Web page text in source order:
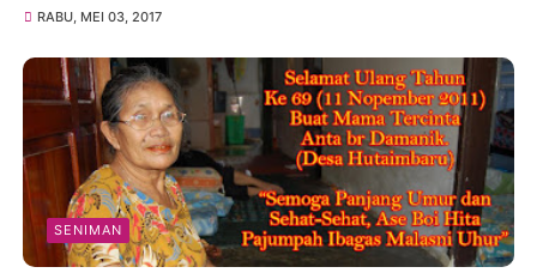
RABU, MEI 03, 2017
SENIMAN